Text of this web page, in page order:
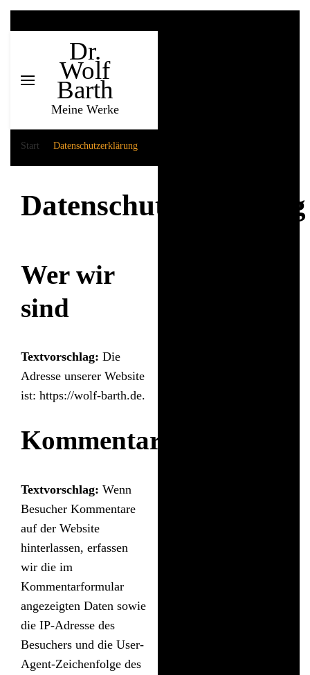
Dr.
Wolf
Barth
Meine Werke
Start Datenschutzerklärung
Datenschutzerklärung
Wer wir
sind
Textvorschlag: Die
Adresse unserer Website
ist: https://wolf-barth.de.
Kommentare
Textvorschlag: Wenn
Besucher Kommentare
auf der Website
hinterlassen, erfassen
wir die im
Kommentarformular
angezeigten Daten sowie
die IP-Adresse des
Besuchers und die User-
Agent-Zeichenfolge des